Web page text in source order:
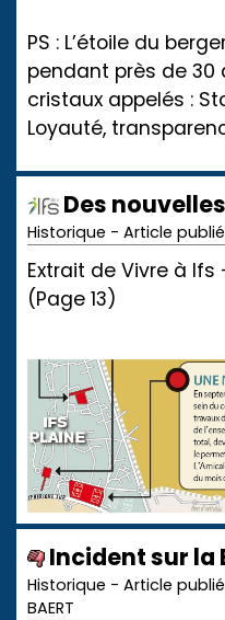
PS : L’étoile du
pendant près de
cristaux appelés :
Loyauté,
Des
Historique - Article publié
Extrait de Vivre à Ifs
(Page 13)
Incident sur la
Historique - Article
BAERT